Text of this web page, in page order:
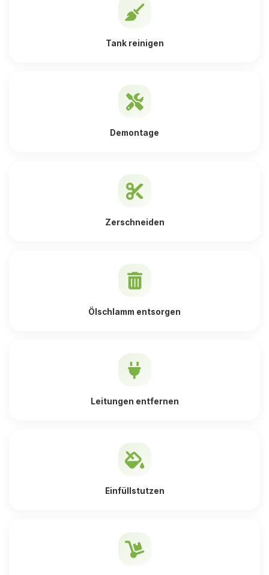
Tank reinigen
Demontage
Zerschneiden
Ölschlamm entsorgen
Leitungen entfernen
Einfüllstutzen